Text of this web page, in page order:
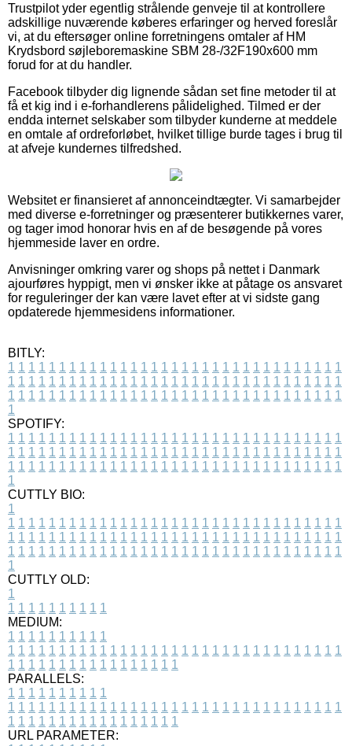
Trustpilot yder egentlig strålende genveje til at kontrollere
adskillige nuværende køberes erfaringer og herved foreslår
vi, at du eftersøger online forretningens omtaler af HM
Krydsbord søjleboremaskine SBM 28-/32F190x600 mm
forud for at du handler.
Facebook tilbyder dig lignende sådan set fine metoder til at
få et kig ind i e-forhandlerens pålidelighed. Tilmed er der
endda internet selskaber som tilbyder kunderne at meddele
en omtale af ordreforløbet, hvilket tillige burde tages i brug til
at afveje kundernes tilfredshed.
Websitet er finansieret af annonceindtægter. Vi samarbejder
med diverse e-forretninger og præsenterer butikkernes varer,
og tager imod honorar hvis en af de besøgende på vores
hjemmeside laver en ordre.
Anvisninger omkring varer og shops på nettet i Danmark
ajourføres hyppigt, men vi ønsker ikke at påtage os ansvaret
for reguleringer der kan være lavet efter at vi sidste gang
opdaterede hjemmesidens informationer.
BITLY:
1 1 1 1 1 1 1 1 1 1 1 1 1 1 1 1 1 1 1 1 1 1 1 1 1 1 1 1 1 1 1 1 1
1 1 1 1 1 1 1 1 1 1 1 1 1 1 1 1 1 1 1 1 1 1 1 1 1 1 1 1 1 1 1 1 1
1 1 1 1 1 1 1 1 1 1 1 1 1 1 1 1 1 1 1 1 1 1 1 1 1 1 1 1 1 1 1 1 1
1
SPOTIFY:
1 1 1 1 1 1 1 1 1 1 1 1 1 1 1 1 1 1 1 1 1 1 1 1 1 1 1 1 1 1 1 1 1
1 1 1 1 1 1 1 1 1 1 1 1 1 1 1 1 1 1 1 1 1 1 1 1 1 1 1 1 1 1 1 1 1
1 1 1 1 1 1 1 1 1 1 1 1 1 1 1 1 1 1 1 1 1 1 1 1 1 1 1 1 1 1 1 1 1
1
CUTTLY BIO:
1
1 1 1 1 1 1 1 1 1 1 1 1 1 1 1 1 1 1 1 1 1 1 1 1 1 1 1 1 1 1 1 1 1
1 1 1 1 1 1 1 1 1 1 1 1 1 1 1 1 1 1 1 1 1 1 1 1 1 1 1 1 1 1 1 1 1
1 1 1 1 1 1 1 1 1 1 1 1 1 1 1 1 1 1 1 1 1 1 1 1 1 1 1 1 1 1 1 1 1
1
CUTTLY OLD:
1
1 1 1 1 1 1 1 1 1 1
MEDIUM:
1 1 1 1 1 1 1 1 1 1
1 1 1 1 1 1 1 1 1 1 1 1 1 1 1 1 1 1 1 1 1 1 1 1 1 1 1 1 1 1 1 1 1
1 1 1 1 1 1 1 1 1 1 1 1 1 1 1 1 1
PARALLELS:
1 1 1 1 1 1 1 1 1 1
1 1 1 1 1 1 1 1 1 1 1 1 1 1 1 1 1 1 1 1 1 1 1 1 1 1 1 1 1 1 1 1 1
1 1 1 1 1 1 1 1 1 1 1 1 1 1 1 1 1
URL PARAMETER: